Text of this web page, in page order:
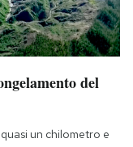
del
un chilometro e